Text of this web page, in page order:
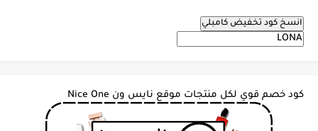
انسخ كود تخفيض كامبلي
كود خصم قوي لكل منتجات موقع نايس ون Nice One